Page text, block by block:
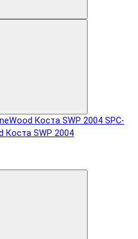
SPC-
Коста SWP 2004